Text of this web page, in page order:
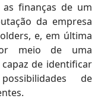
finanças de um
da empresa
e, em última
meio de uma
de identificar
de